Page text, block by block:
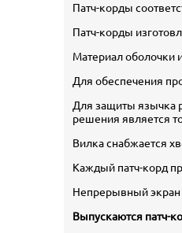
Патч-корды
Патч-корды
Материал оболочки
Для обеспечения
Для защиты язычка
решения является
Вилка снабжается
Каждый патч-корд
Непрерывный экран
Выпускаются патч-